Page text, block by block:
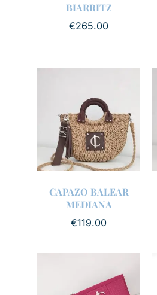
BIARRITZ
€265.00
CAPAZO BALEAR
MEDIANA
€119.00